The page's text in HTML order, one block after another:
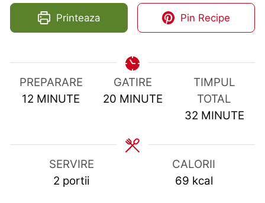
Printeaza Pin Recipe
PREPARARE
12 MINUTES
MINUTE
GATIRE
20MINUTES
MINUTE
TIMPUL
TOTAL
32MINUTES
MINUTE
SERVIRE
2 portii
CALORII
69 kcal